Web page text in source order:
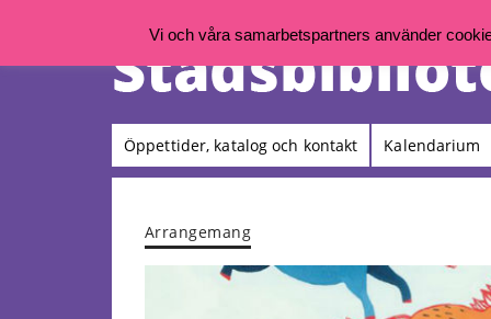
Öppettider, katalog och kontakt Kalendarium
Arrangemang
Vi och våra samarbetspartners använder